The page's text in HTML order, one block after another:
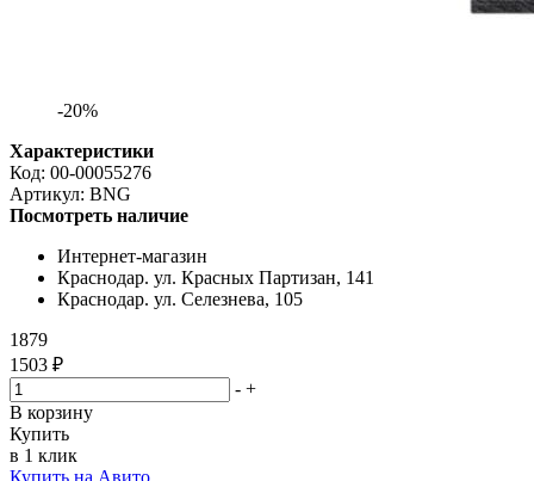
-20%
Характеристики
Код: 00-00055276
Артикул: BNG
Посмотреть наличие
Интернет-магазин
Краснодар. ул. Красных Партизан, 141
Краснодар. ул. Селезнева, 105
1879
1503 ₽
- +
В корзину
Купить
в 1 клик
Купить на Авито